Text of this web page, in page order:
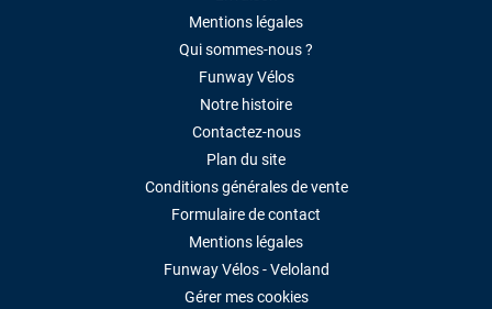
Mentions légales
Qui sommes-nous ?
Funway Vélos
Notre histoire
Contactez-nous
Plan du site
Conditions générales de vente
Formulaire de contact
Mentions légales
Funway Vélos - Veloland
Gérer mes cookies